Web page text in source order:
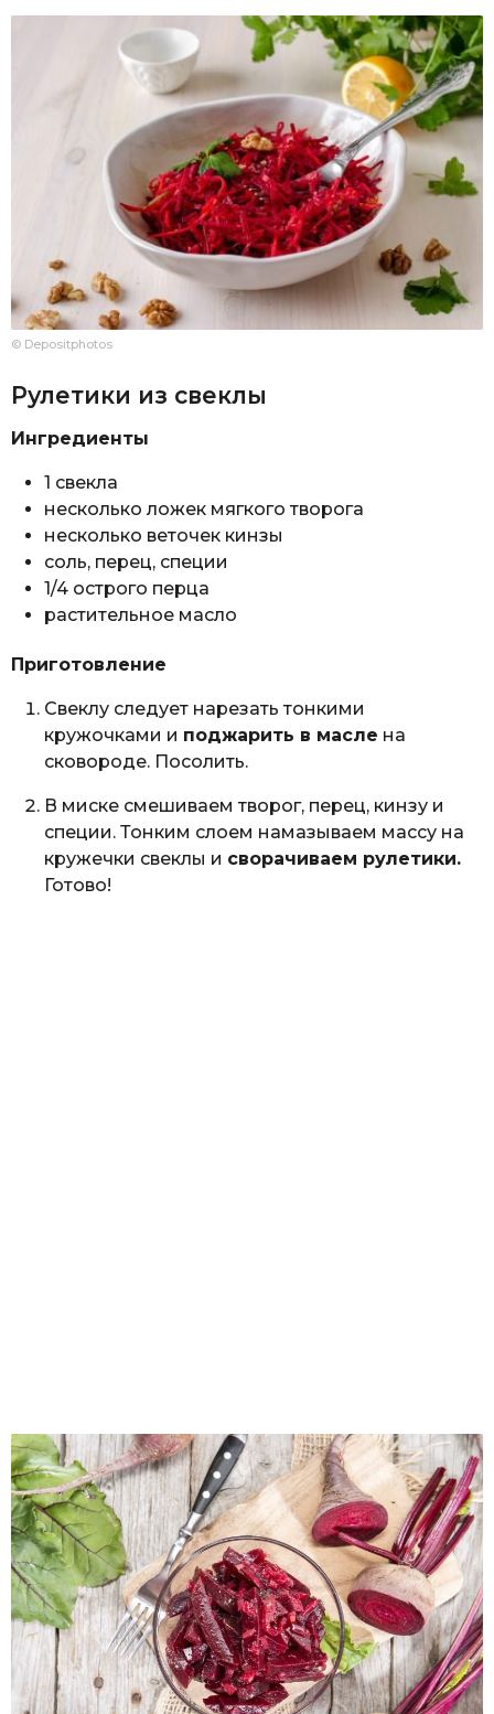
© Depositphotos
Рулетики из свеклы
Ингредиенты
1 свекла
несколько ложек мягкого творога
несколько веточек кинзы
соль, перец, специи
1/4 острого перца
растительное масло
Приготовление
Свеклу следует нарезать тонкими
кружочками и поджарить в масле на
сковороде. Посолить.
В миске смешиваем творог, перец, кинзу и
специи. Тонким слоем намазываем массу на
кружечки свеклы и сворачиваем рулетики.
Готово!